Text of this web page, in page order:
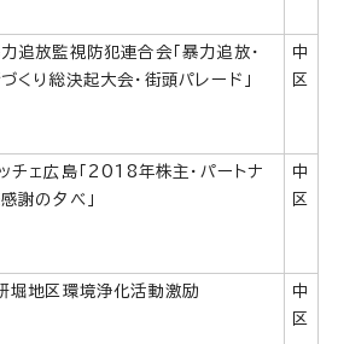
追放監視防犯連合会「暴力追放・
くり総決起大会・街頭パレード」
中
区
チェ広島「2018年株主・パートナ
謝の夕べ」
中
区
堀地区環境浄化活動激励
中
区